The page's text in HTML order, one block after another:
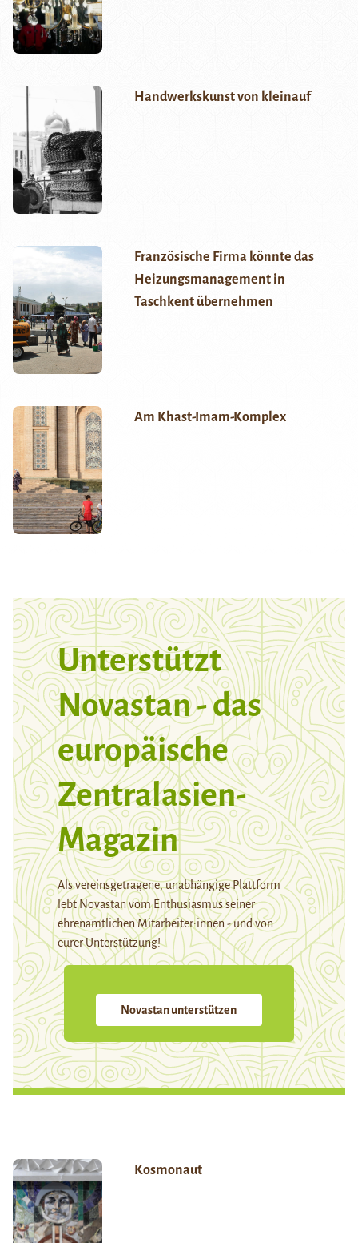
Handwerkskunst von kleinauf
Französische Firma könnte das
Heizungsmanagement in
Taschkent übernehmen
Am Khast-Imam-Komplex
Unterstützt
Novastan - das
europäische
Zentralasien-
Magazin
Als vereinsgetragene, unabhängige Plattform
lebt Novastan vom Enthusiasmus seiner
ehrenamtlichen Mitarbeiter:innen - und von
eurer Unterstützung!
Novastan unterstützen
Kosmonaut